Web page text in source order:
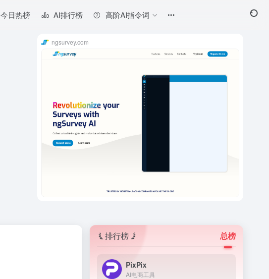
今日热榜 AI排行榜 高阶AI指令词
ngsurvey.com
排行榜 总榜
PixPix
AI电商工具